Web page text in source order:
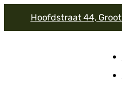
Hoofdstraat 44,